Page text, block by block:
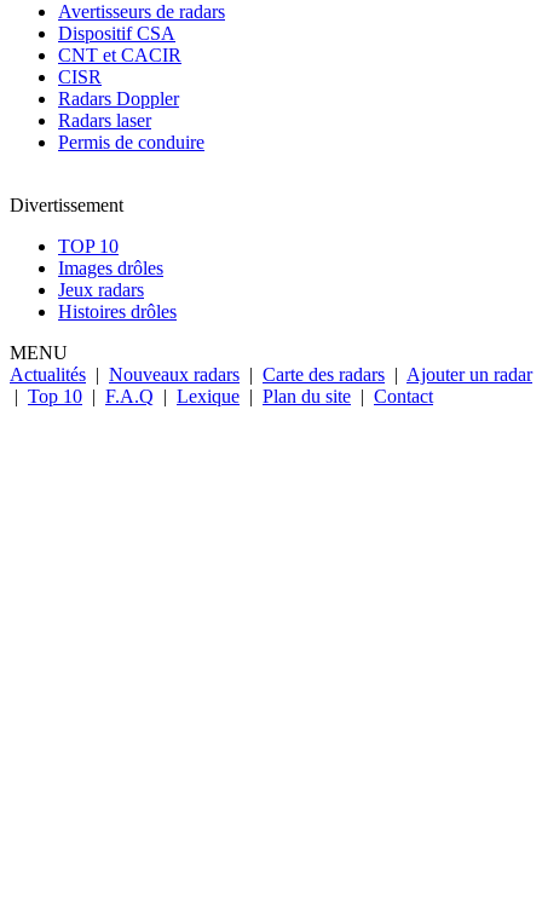
Avertisseurs de radars
Dispositif CSA
CNT et CACIR
CISR
Radars Doppler
Radars laser
Permis de conduire
Divertissement
TOP 10
Images drôles
Jeux radars
Histoires drôles
MENU
Actualités | Nouveaux radars | Carte des radars | Ajouter un radar
| Top 10 | F.A.Q | Lexique | Plan du site | Contact